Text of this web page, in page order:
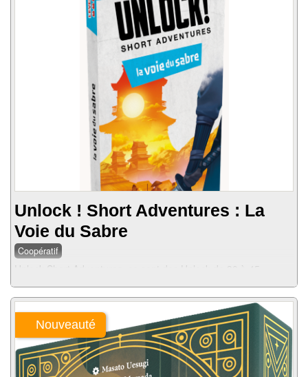
Unlock ! Short Adventures : La
Voie du Sabre
Coopératif
Unlock Short Adventures, ce sont des Unlock de 30 à 45
minutes en petit format, pratique à mettre dans la poche ou à
offrir pour faire découvrir le jeu.
...
Nouveauté